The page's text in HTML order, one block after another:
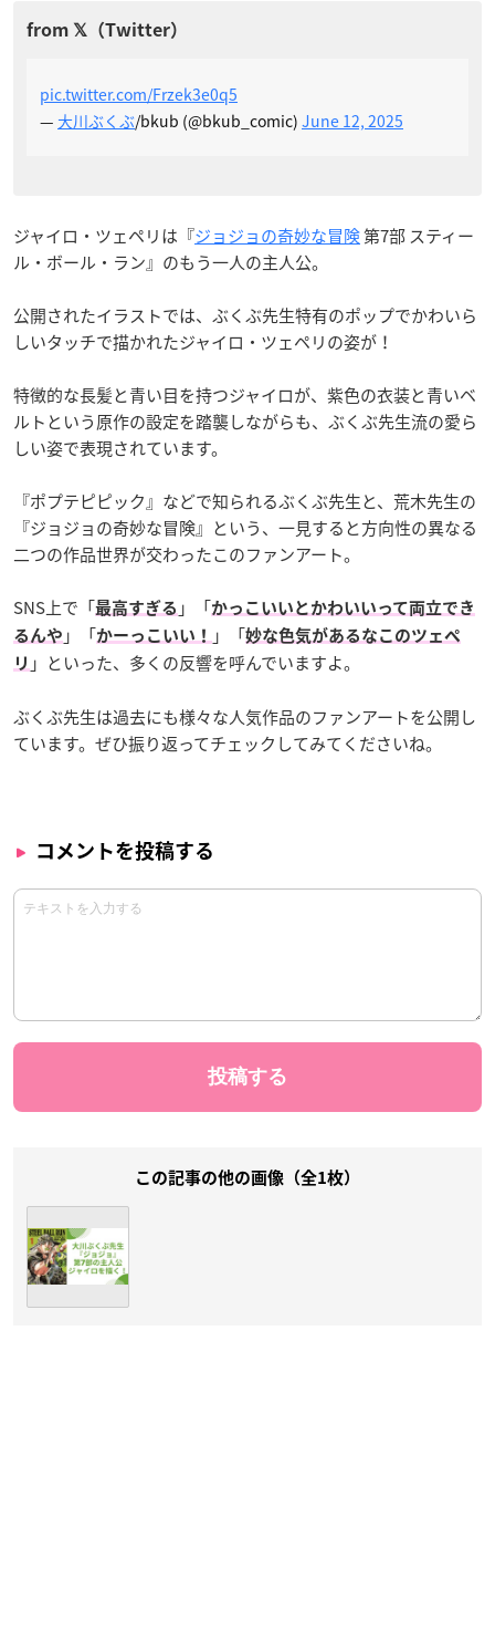
pic.twitter.com/Frzek3e0q5
— 大川ぶくぶ/bkub (@bkub_comic) June 12, 2025
ジャイロ・ツェペリは『ジョジョの奇妙な冒険第7部 スティー
ル・ボール・ラン』のもう一人の主人公。
公開されたイラストでは、ぶくぶ先生特有のポップでかわいら
しいタッチで描かれたジャイロ・ツェペリの姿が！
特徴的な長髪と青い目を持つジャイロが、紫色の衣装と青いベ
ルトという原作の設定を踏襲しながらも、ぶくぶ先生流の愛ら
しい姿で表現されています。
『ポプテピピック』などで知られるぶくぶ先生と、荒木先生の
『ジョジョの奇妙な冒険』という、一見すると方向性の異なる
二つの作品世界が交わったこのファンアート。
SNS上で「最高すぎる 」「かっこいいとかわいいって両立でき
るんや 」「かーっこいい！ 」「妙な色気があるなこのツェペ
リ 」といった、多くの反響を呼んでいますよ。
ぶくぶ先生は過去にも様々な人気作品のファンアートを公開し
ています。ぜひ振り返ってチェックしてみてくださいね。
コメントを投稿する
この記事の他の画像（全1枚）